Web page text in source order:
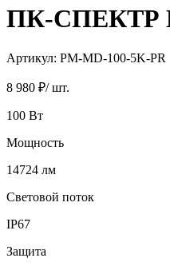
ПК-СПЕКТР
Артикул: PM-MD-100-5K-PR
8 980 ₽/ шт.
100 Вт
Мощность
14724 лм
Световой поток
IP67
Защита